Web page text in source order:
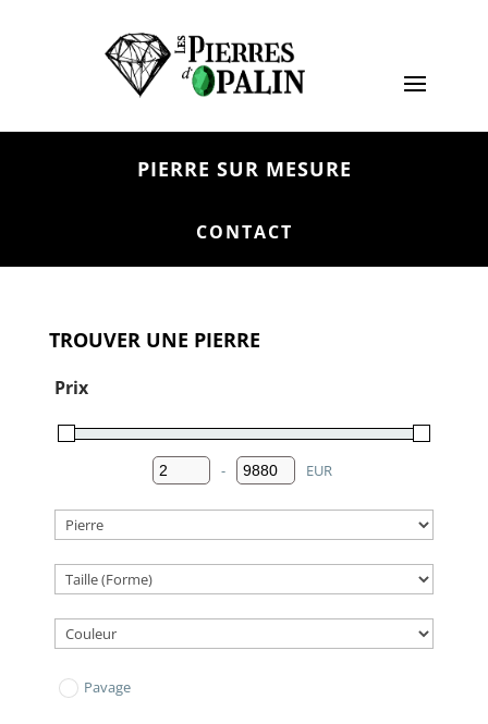
PIERRE SUR MESURE
CONTACT
TROUVER UNE PIERRE
Prix
Minimum Price
-
Maximum Price
EUR
Pavage